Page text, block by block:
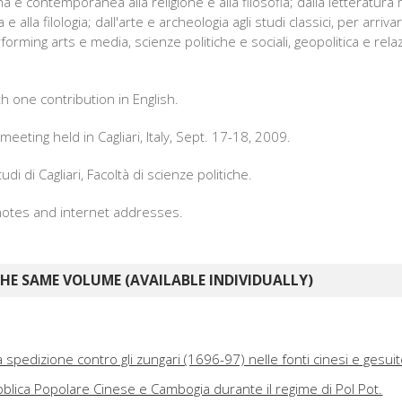
e alla filologia; dall'arte e archeologia agli studi classici, per
arts e media, scienze politiche e sociali, geopolitica e
one contribution in English.
held in Cagliari, Italy, Sept. 17-18, 2009.
di Cagliari, Facoltà di scienze politiche.
and internet addresses.
SAME VOLUME (AVAILABLE INDIVIDUALLY)
contro gli zungari (1696-97) nelle fonti cinesi e
Popolare Cinese e Cambogia durante il regime di Pol Pot.